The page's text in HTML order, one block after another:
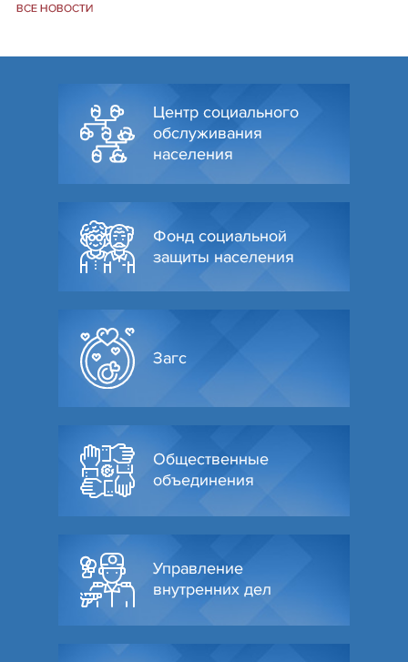
ВСЕ НОВОСТИ
Центр социального
обслуживания
населения
Фонд социальной
защиты населения
Загс
Общественные
объединения
Управление
внутренних дел